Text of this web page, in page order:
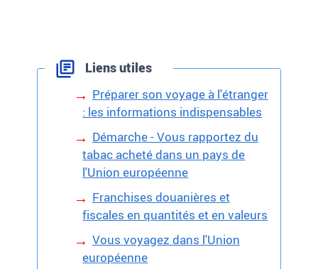
Liens utiles
Préparer son voyage à l'étranger
: les informations indispensables
Démarche - Vous rapportez du
tabac acheté dans un pays de
l'Union européenne
Franchises douanières et
fiscales en quantités et en valeurs
Vous voyagez dans l'Union
européenne